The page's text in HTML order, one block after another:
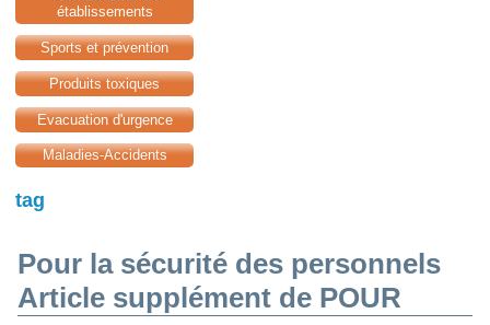
établissements
Sports et prévention
Produits toxiques
Evacuation d'urgence
Maladies-Accidents
tag
Pour la sécurité des personnels
Article supplément de POUR